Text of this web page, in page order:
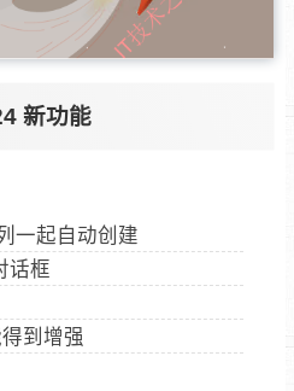
新功能
一起自动创建
话框
到增强